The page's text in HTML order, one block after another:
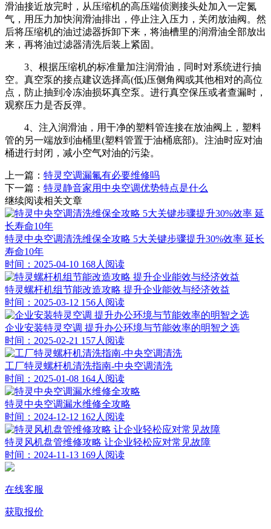
滑油接近放完时，从压缩机的高压端侦测接头处加入一定氮
气，用压力加快润滑油排出，停止注入压力，关闭放油阀。然
后将压缩机的油过滤器拆卸下来，将油槽里的润滑油全部放出
来，再将油过滤器清洗后装上紧固。
3、根据压缩机的标准量加注润滑油，同时对系统进行抽
空。真空泵的接点建议选择高(低)压侧角阀或其他相对的高位
点，防止抽到冷冻油损坏真空泵。进行真空保压或者查漏时，
观察压力是否反弹。
4、注入润滑油，用干净的塑料管连接在放油阀上，塑料
管的另一端放到油桶里(塑料管置于油桶底部)。注油时应对油
桶进行封闭，减小空气对油的污染。
上一篇： 特灵空调漏氟有必要维修吗
下一篇： 特灵静音家用中央空调优势特点是什么
继续阅读相关文章
特灵中央空调清洗维保全攻略 5大关键步骤提升30%效率 延长
寿命10年
时间：2025-04-10 168人阅读
特灵螺杆机组节能改造攻略 提升企业能效与经济效益
时间：2025-03-12 156人阅读
企业安装特灵空调 提升办公环境与节能效率的明智之选
时间：2025-02-21 157人阅读
工厂特灵螺杆机清洗指南-中央空调清洗
时间：2025-01-08 164人阅读
特灵中央空调漏水维修全攻略
时间：2024-12-12 162人阅读
特灵风机盘管维修攻略 让企业轻松应对常见故障
时间：2024-11-13 169人阅读
在线客服
获取报价